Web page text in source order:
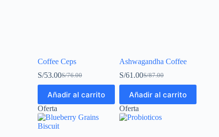
Coffee Ceps
S/76.00
S/53.00
Añadir al carrito
Ashwagandha Coffee
S/87.00
S/61.00
Añadir al carrito
Oferta Oferta